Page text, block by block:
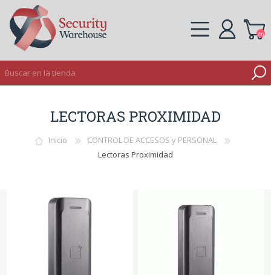
INICIAR SESIÓN
(0)
LECTORAS PROXIMIDAD
Inicio
CONTROL DE ACCESOS y PERSONAL
Lectoras Proximidad